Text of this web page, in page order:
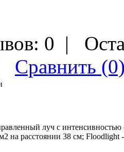
0 |
Сравнить
луч с
на расстоянии 38 см;